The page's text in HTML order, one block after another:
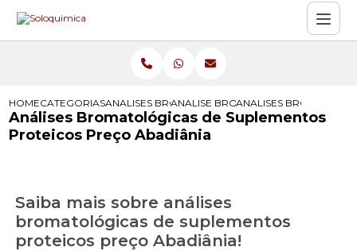
HOMECATEGORIASANALISES BROMATOLOGICAS
ANALISE BROMATOLOGICA
ANALISES
Análises Bromatológicas de Suplementos
Proteicos Preço Abadiânia
Saiba mais sobre análises
bromatológicas de suplementos
proteicos preço Abadiânia!